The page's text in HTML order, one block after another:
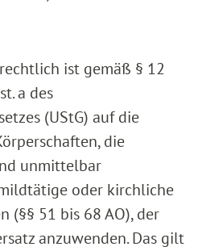
ist gemäß § 12
a des
(UStG) auf die
die
unmittelbar
oder kirchliche
(§§ 51 bis 68 AO), der
anzuwenden. Das gilt